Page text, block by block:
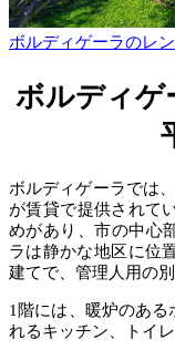
ボルディゲーラのレ
ボルディゲ
ボルディゲーラでは
が賃貸で提供されて
めがあり、市の中心
ラは静かな地区に位
建てで、管理人用の
1階には、暖炉のあ
れるキッチン、トイ